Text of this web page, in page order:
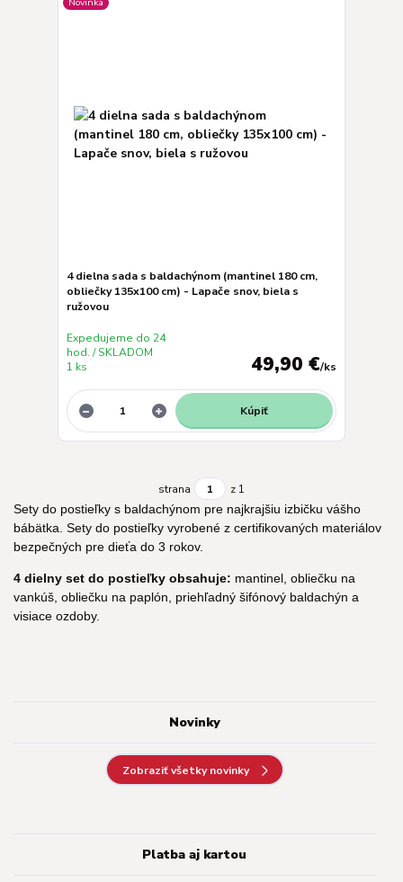
4 dielna sada s baldachýnom (mantinel 180 cm,
obliečky 135x100 cm) - Lapače snov, biela s
ružovou
49,90 €/ks
Expedujeme do 24
hod. / SKLADOM
1 ks
Kúpiť
strana
z 1
Sety do postieľky s baldachýnom pre najkrajšiu izbičku vášho
bábätka. Sety do postieľky vyrobené z certifikovaných materiálov
bezpečných pre dieťa do 3 rokov.
4 dielny set do postieľky obsahuje: mantinel, obliečku na
vankúš, obliečku na paplón, priehľadný šifónový baldachýn a
visiace ozdoby.
Novinky
Zobraziť všetky novinky
Platba aj kartou